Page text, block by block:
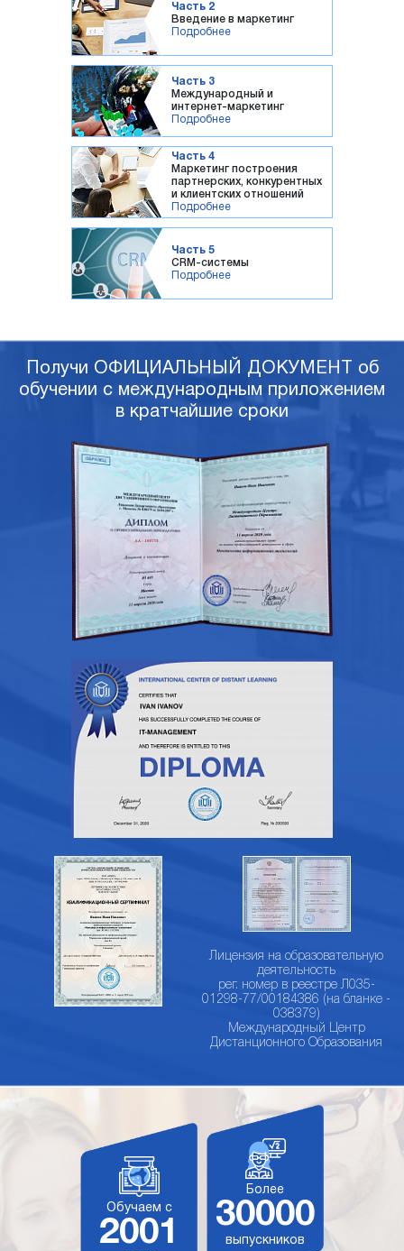
Часть 2
Введение в маркетинг
Подробнее
Часть 3
Международный и
интернет-маркетинг
Подробнее
Часть 4
Маркетинг построения
партнерских, конкурентных
и клиентских отношений
Подробнее
Часть 5
CRM-системы
Подробнее
Получи ОФИЦИАЛЬНЫЙ ДОКУМЕНТ об
обучении с международным приложением
в кратчайшие сроки
Лицензия на образовательную
деятельность
рег. номер в реестре Л035-
01298-77/00184386 (на бланке -
038379)
Международный Центр
Дистанционного Образования
Обучаем с
2001
Более
30000
выпускников